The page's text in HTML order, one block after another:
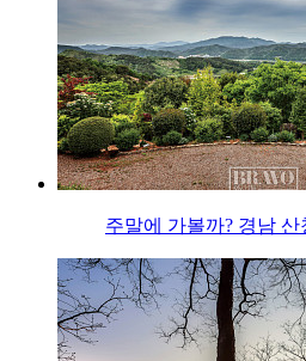
주말에 가볼까? 경남